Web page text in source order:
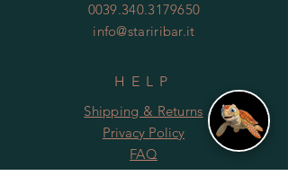
0039.340.3179650
info@stariribar.it
HELP
Shipping & Returns
Privacy Policy
FAQ